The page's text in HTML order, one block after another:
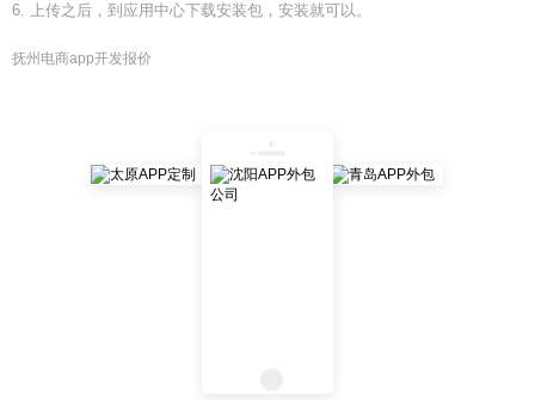
6. 上传之后，到应用中心下载安装包，安装就可以。
抚州电商app开发报价